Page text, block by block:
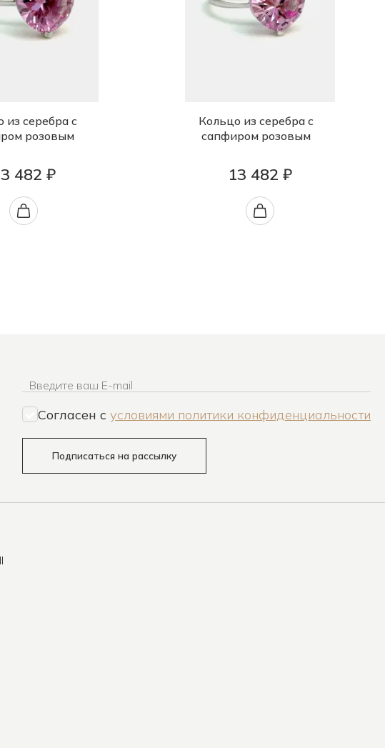
из серебра с
розовым
482 ₽
Кольцо из серебра с
сапфиром розовым
13 482 ₽
Введите ваш E-mail
Согласен c условиями политики конфиденциальности
Подписаться на рассылку